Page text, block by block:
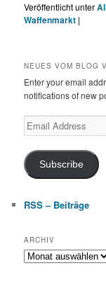
Veröffentlicht unter
Waffenmarkt |
NEUES VOM BLOG
Enter your email
notifications of new
Email
Address
Subscribe
RSS – Beiträge
ARCHIV
Archiv